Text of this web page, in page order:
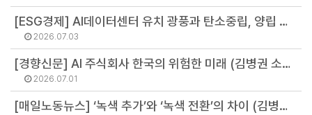
[ESG경제] AI데이터센터 유치 광풍과 탄소중립, 양립 불가능하다 (최기원 경제전환팀장)
2026.07.03
[경향신문] AI 주식회사 한국의 위험한 미래 (김병권 소장)
2026.07.01
[매일노동뉴스] ‘녹색 추가’와 ‘녹색 전환’의 차이 (김병권 소장)